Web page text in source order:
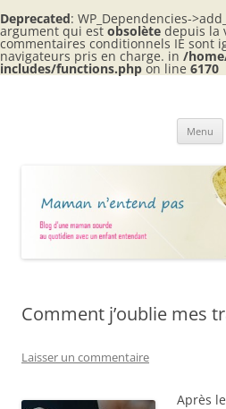
Deprecated: WP_Dependencies-
argument qui est obsolète depuis la
commentaires conditionnels IE sont
navigateurs pris en charge. in /
includes/functions.php on line 6170
Aller
Menu
Comment j’oublie mes
Laisser un commentaire
Après